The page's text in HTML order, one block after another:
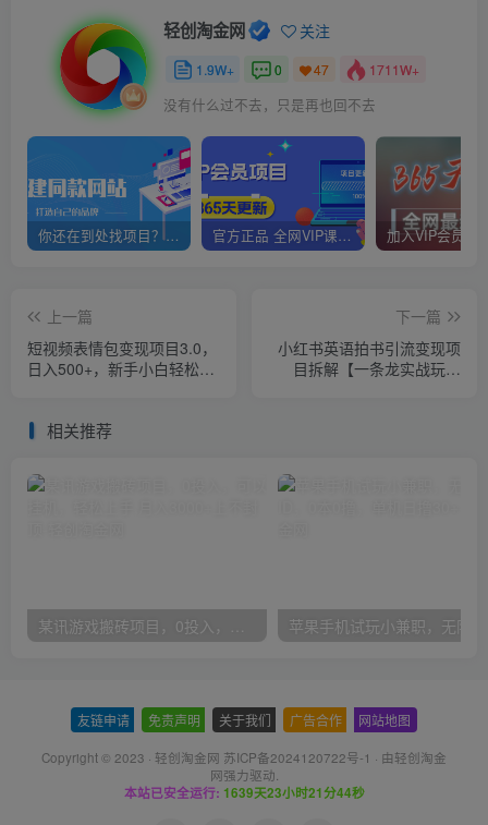
轻创淘金网 关注
1.9W+ 0 47 1711W+
没有什么过不去，只是再也回不去
你还在到处找项目？还在当韭菜？我靠网创资源站一个月赚5万+，曾经我也是个失败者。 官方正品 全网VIP课程 无损下载~
上一篇
短视频表情包变现项目3.0，
日入500+，新手小白轻松上
下一篇
小红书英语拍书引流变现项
目拆解【一条龙实战玩法
相关推荐
某讯游戏搬砖项目，0投入，可以挂机，轻松上手,月入3000+上不封顶
友链申请 免责声明 关于我们 广告合作 网站地图
Copyright © 2023 · 轻创淘金网 苏ICP备2024120722号-1 · 由轻创淘金
网强力驱动.
本站已安全运行: 1639天23小时21分44秒